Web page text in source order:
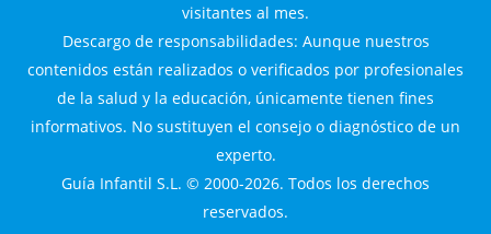
visitantes al mes.
Descargo de responsabilidades: Aunque nuestros
contenidos están realizados o verificados por profesionales
de la salud y la educación, únicamente tienen fines
informativos. No sustituyen el consejo o diagnóstico de un
experto.
Guía Infantil S.L. © 2000-2026. Todos los derechos
reservados.